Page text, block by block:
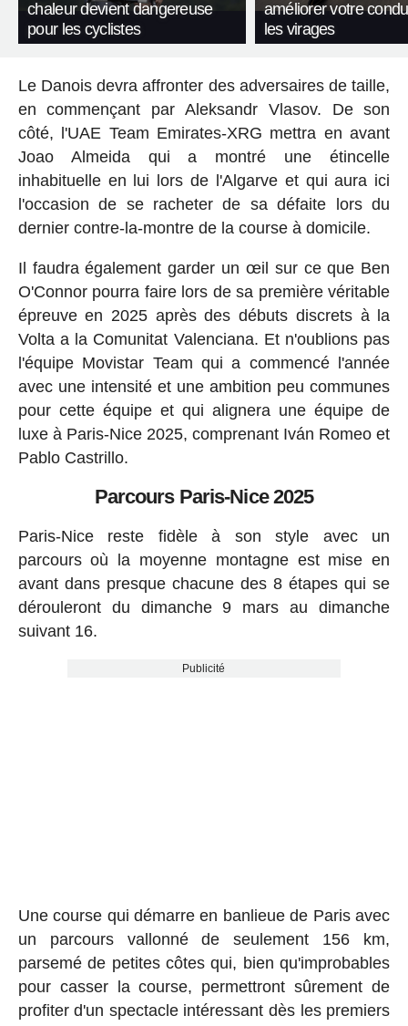
chaleur devient dangereuse
pour les cyclistes
améliorer votre
les virages
Le Danois devra affronter des adversaires de taille,
en commençant par Aleksandr Vlasov. De son
côté, l'UAE Team Emirates-XRG mettra en avant
Joao Almeida qui a montré une étincelle
inhabituelle en lui lors de l'Algarve et qui aura ici
l'occasion de se racheter de sa défaite lors du
dernier contre-la-montre de la course à domicile.
Il faudra également garder un œil sur ce que Ben
O'Connor pourra faire lors de sa première véritable
épreuve en 2025 après des débuts discrets à la
Volta a la Comunitat Valenciana. Et n'oublions pas
l'équipe Movistar Team qui a commencé l'année
avec une intensité et une ambition peu communes
pour cette équipe et qui alignera une équipe de
luxe à Paris-Nice 2025, comprenant Iván Romeo et
Pablo Castrillo.
Parcours Paris-Nice 2025
Paris-Nice reste fidèle à son style avec un
parcours où la moyenne montagne est mise en
avant dans presque chacune des 8 étapes qui se
dérouleront du dimanche 9 mars au dimanche
suivant 16.
Publicité
Une course qui démarre en banlieue de Paris avec
un parcours vallonné de seulement 156 km,
parsemé de petites côtes qui, bien qu'improbables
pour casser la course, permettront sûrement de
profiter d'un spectacle intéressant dès les premiers